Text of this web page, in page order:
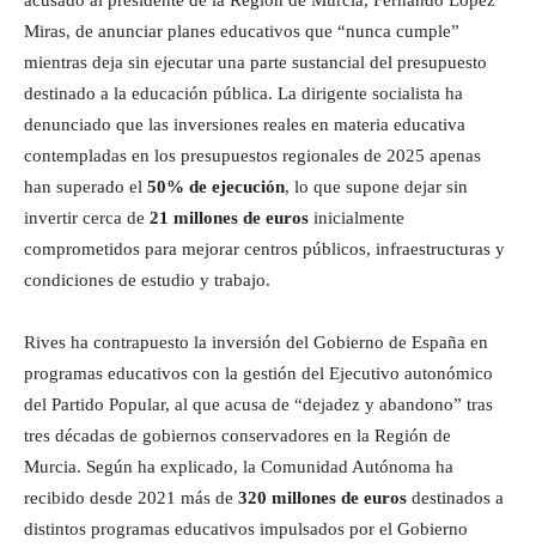
Miras, de anunciar planes educativos que “nunca cumple”
mientras deja sin ejecutar una parte sustancial del presupuesto
destinado a la educación pública. La dirigente socialista ha
denunciado que las inversiones reales en materia educativa
contempladas en los presupuestos regionales de 2025 apenas
han superado el 50% de ejecución, lo que supone dejar sin
invertir cerca de 21 millones de euros inicialmente
comprometidos para mejorar centros públicos, infraestructuras y
condiciones de estudio y trabajo.
Rives ha contrapuesto la inversión del Gobierno de España en
programas educativos con la gestión del Ejecutivo autonómico
del Partido Popular, al que acusa de “dejadez y abandono” tras
tres décadas de gobiernos conservadores en la Región de
Murcia. Según ha explicado, la Comunidad Autónoma ha
recibido desde 2021 más de 320 millones de euros destinados a
distintos programas educativos impulsados por el Gobierno